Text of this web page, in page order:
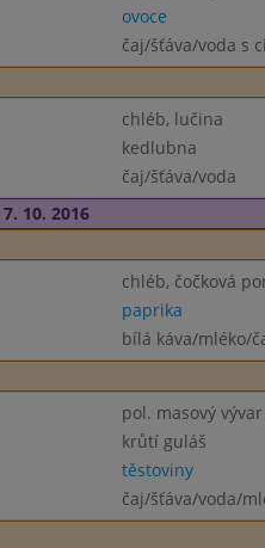
ovoce
čaj/šťáva/voda s
chléb, lučina
kedlubna
čaj/šťáva/voda
10. 2016
chléb, čočková
paprika
bílá káva/mléko/
pol. masový
krůtí guláš
těstoviny
čaj/šťáva/voda/